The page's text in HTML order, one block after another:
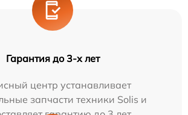
Гарантия до 3-х лет
центр устанавливает
запчасти техники Solis и